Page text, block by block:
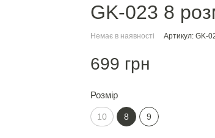
GK-023 8
Немає в наявності Артикул: GK-
699 грн
Розмір
10 8 9